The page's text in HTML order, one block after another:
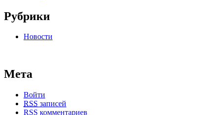
Рубрики
Новости
Мета
Войти
RSS записей
RSS комментариев